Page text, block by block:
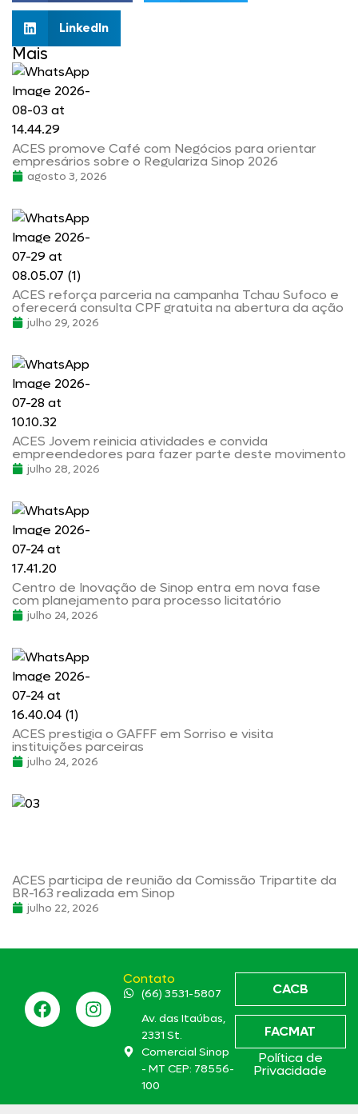
LinkedIn
Mais
ACES promove Café com Negócios para orientar
empresários sobre o Regulariza Sinop 2026
agosto 3, 2026
ACES reforça parceria na campanha Tchau Sufoco e
oferecerá consulta CPF gratuita na abertura da ação
julho 29, 2026
ACES Jovem reinicia atividades e convida
empreendedores para fazer parte deste movimento
julho 28, 2026
Centro de Inovação de Sinop entra em nova fase
com planejamento para processo licitatório
julho 24, 2026
ACES prestigia o GAFFF em Sorriso e visita
instituições parceiras
julho 24, 2026
ACES participa de reunião da Comissão Tripartite da
BR-163 realizada em Sinop
julho 22, 2026
Contato
(66) 3531-5807
Av. das Itaúbas,
2331 St.
Comercial Sinop
- MT CEP: 78556-
100
CACB
FACMAT
Política de
Privacidade